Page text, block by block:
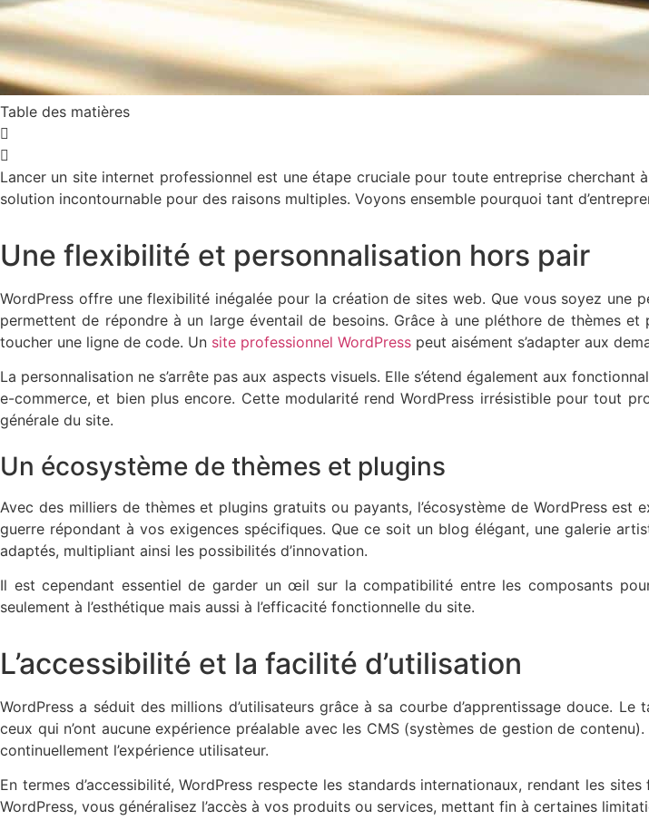
Table des matières
Lancer un site internet professionnel est une étape cruciale pour toute entreprise cherchant
solution incontournable pour des raisons multiples. Voyons ensemble pourquoi tant
Une flexibilité et personnalisation hors pair
WordPress offre une flexibilité inégalée pour la création de sites web. Que vous soyez
permettent de répondre à un large éventail de besoins. Grâce à une pléthore de thèmes
toucher une ligne de code. Un site professionnel WordPress peut aisément s’adapter aux
La personnalisation ne s’arrête pas aux aspects visuels. Elle s’étend également aux
e-commerce, et bien plus encore. Cette modularité rend WordPress irrésistible pour tout
générale du site.
Un écosystème de thèmes et plugins
Avec des milliers de thèmes et plugins gratuits ou payants, l’écosystème de WordPress
guerre répondant à vos exigences spécifiques. Que ce soit un blog élégant, une galerie
adaptés, multipliant ainsi les possibilités d’innovation.
Il est cependant essentiel de garder un œil sur la compatibilité entre les composants
seulement à l’esthétique mais aussi à l’efficacité fonctionnelle du site.
L’accessibilité et la facilité d’utilisation
WordPress a séduit des millions d’utilisateurs grâce à sa courbe d’apprentissage douce.
ceux qui n’ont aucune expérience préalable avec les CMS (systèmes de gestion de
continuellement l’expérience utilisateur.
En termes d’accessibilité, WordPress respecte les standards internationaux, rendant les
WordPress, vous généralisez l’accès à vos produits ou services, mettant fin à certaines